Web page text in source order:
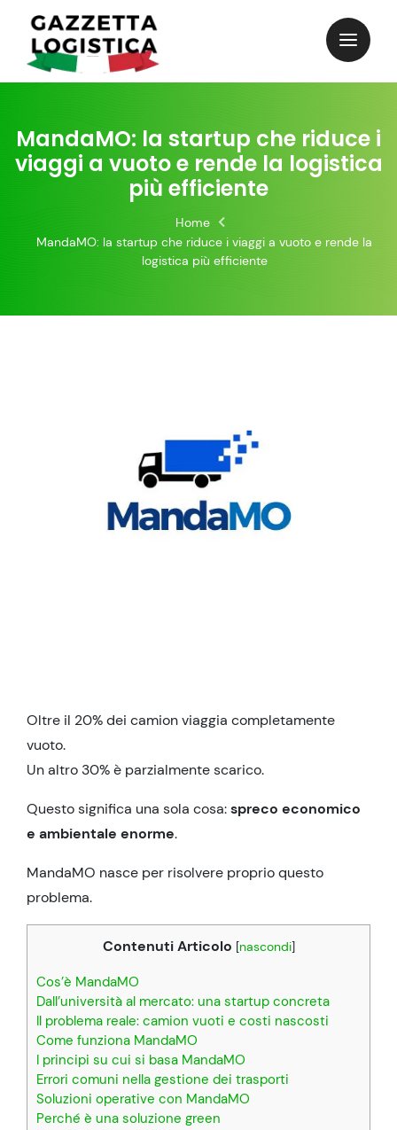
content
MandaMO: la startup che riduce i
viaggi a vuoto e rende la logistica
più efficiente
Home
MandaMO: la startup che riduce i viaggi a vuoto e rende la
logistica più efficiente
Oltre il 20% dei camion viaggia completamente
vuoto.
Un altro 30% è parzialmente scarico.
Questo significa una sola cosa:spreco economico
e ambientale enorme.
MandaMO nasce per risolvere proprio questo
problema.
Contenuti Articolo [nascondi]
Cos’è MandaMO
Dall’università al mercato: una startup concreta
Il problema reale: camion vuoti e costi nascosti
Come funziona MandaMO
I principi su cui si basa MandaMO
Errori comuni nella gestione dei trasporti
Soluzioni operative con MandaMO
Perché è una soluzione green